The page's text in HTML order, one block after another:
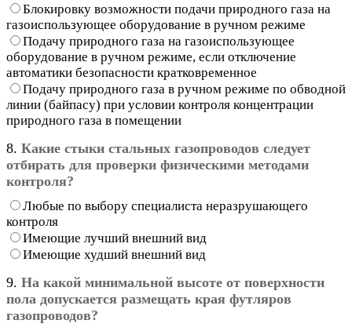
Блокировку возможности подачи природного газа на
газоиспользующее оборудование в ручном режиме
Подачу природного газа на газоиспользующее
оборудование в ручном режиме, если отключение
автоматики безопасности кратковременное
Подачу природного газа в ручном режиме по обводной
линии (байпасу) при условии контроля концентрации
природного газа в помещении
8. Какие стыки стальных газопроводов следует
отбирать для проверки физическими методами
контроля?
Любые по выбору специалиста неразрушающего
контроля
Имеющие лучший внешний вид
Имеющие худший внешний вид
9. На какой минимальной высоте от поверхности
пола допускается размещать края футляров
газопроводов?